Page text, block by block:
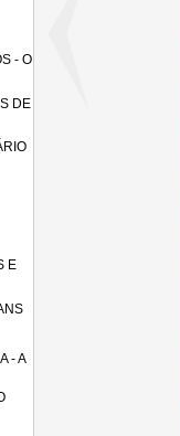
- O
DE
E
- A